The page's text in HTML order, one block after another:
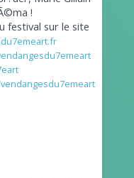
!
festival sur le site